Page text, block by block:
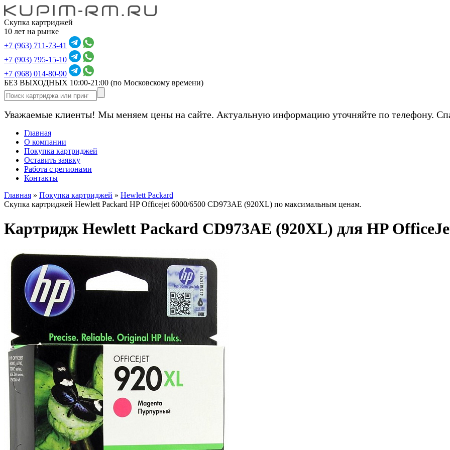
Скупка картриджей
10 лет на рынке
+7 (963) 711-73-41
+7 (903) 795-15-10
+7 (968) 014-80-90
БЕЗ ВЫХОДНЫХ 10:00-21:00 (по Московскому времени)
Уважаемые клиенты! Мы меняем цены на сайте. Актуальную информацию уточняйте по телефону.
Главная
О компании
Покупка картриджей
Оставить заявку
Работа с регионами
Контакты
Главная » Покупка картриджей » Hewlett Packard
Скупка картриджей Hewlett Packard HP Officejet 6000/6500 CD973AE (920XL) по максимальным ценам.
Картридж Hewlett Packard CD973AE (920XL) для HP